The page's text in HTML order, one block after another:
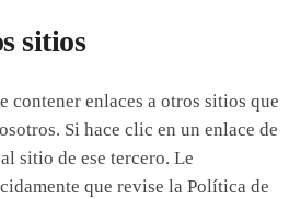
sitios
contener enlaces a otros sitios que
Si hace clic en un enlace de
sitio de ese tercero. Le
que revise la Política de